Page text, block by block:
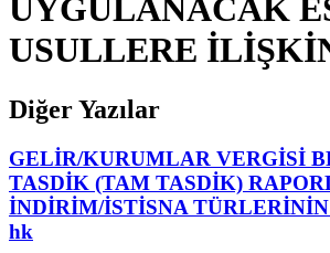
UYGULANACAK
USULLERE
Diğer Yazılar
GELİR/KURUMLAR VERGİSİ
TASDİK (TAM TASDİK)
İNDİRİM/İSTİSNA
hk